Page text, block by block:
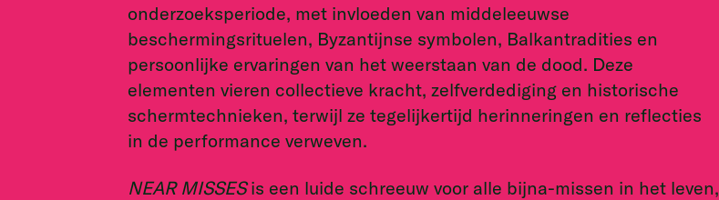
onderzoeksperiode, met invloeden van middeleeuwse
beschermingsrituelen, Byzantijnse symbolen, Balkantradities en
persoonlijke ervaringen van het weerstaan van de dood. Deze
elementen vieren collectieve kracht, zelfverdediging en historische
schermtechnieken, terwijl ze tegelijkertijd herinneringen en reflecties
in de performance verweven.
NEAR MISSESis een luide schreeuw voor alle bijna-missen in het leven,